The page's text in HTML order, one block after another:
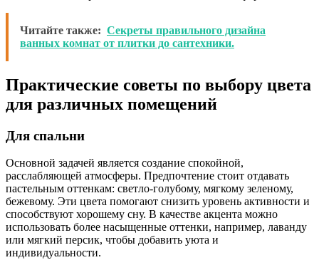
Читайте также: Секреты правильного дизайна
ванных комнат от плитки до сантехники.
Практические советы по выбору цвета
для различных помещений
Для спальни
Основной задачей является создание спокойной,
расслабляющей атмосферы. Предпочтение стоит отдавать
пастельным оттенкам: светло-голубому, мягкому зеленому,
бежевому. Эти цвета помогают снизить уровень активности и
способствуют хорошему сну. В качестве акцента можно
использовать более насыщенные оттенки, например, лаванду
или мягкий персик, чтобы добавить уюта и
индивидуальности.